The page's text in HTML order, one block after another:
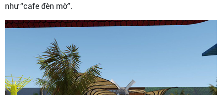
như “cafe đèn mờ”.